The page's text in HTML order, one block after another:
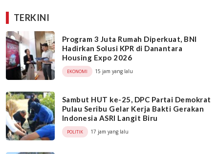
TERKINI
Program 3 Juta Rumah Diperkuat, BNI
Hadirkan Solusi KPR di Danantara
Housing Expo 2026
EKONOMI 15 jam yang lalu
Sambut HUT ke-25, DPC Partai Demokrat
Pulau Seribu Gelar Kerja Bakti Gerakan
Indonesia ASRI Langit Biru
POLITIK 17 jam yang lalu